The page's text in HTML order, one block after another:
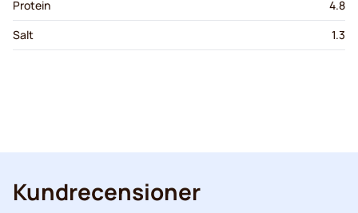
Protein
4.8
Salt
1.3
Kundrecensioner